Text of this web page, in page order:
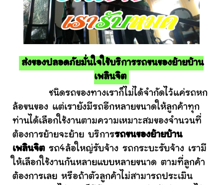
ส่งของปลอดภัยมั่นใจใช้บริการรถขนของย้ายบ้าน
เพลินจิต
ชนิดรถของทางเราก็ไม่ได้จำกัดไว้แค่รถหก
ล้อขนของ แต่เรายังมีรถอีกหลายขนาดให้ลูกค้าทุก
ท่านได้เลือกใช้งานตามความเหมาะสมของจำนวนที่
ต้องการย้ายจะย้าย บริการรถขนของย้ายบ้าน
เพลินจิตรถ4ล้อใหญ่รับจ้าง รถกระบะรับจ้าง เรามี
ให้เลือกใช้งานกันหลายแบบหลายขนาด ตามที่ลูกค้า
ต้องการเลย หรือถ้าตัวลูกค้าไม่สามารถประเมิน